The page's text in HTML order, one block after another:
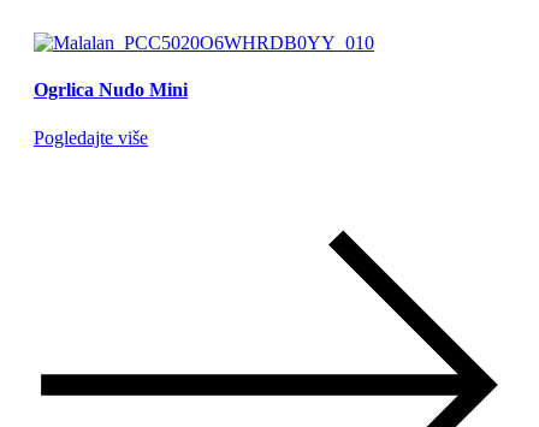
Ogrlica Nudo Mini
Pogledajte više